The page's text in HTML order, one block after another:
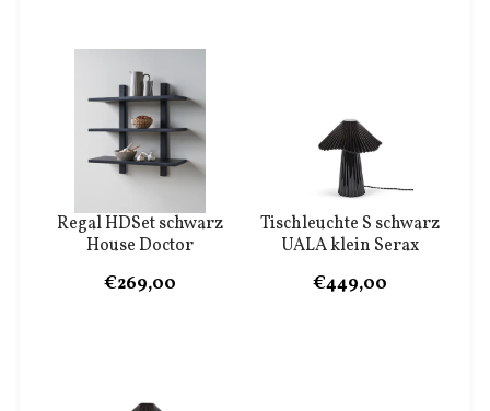
Regal HDSet schwarz
House Doctor
€269,00
Tischleuchte S schwarz
UALA klein Serax
€449,00